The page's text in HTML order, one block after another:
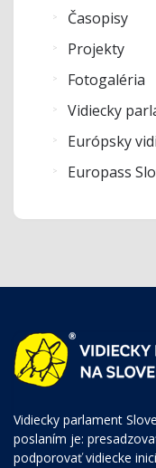
Časopisy
Projekty
Fotogaléria
Vidiecky
Európsky
Europass
Vidiecky parlament
poslaním je:
podporovať vidiecke